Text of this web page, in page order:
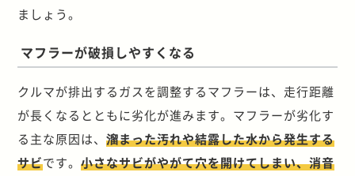
ましょう。
マフラーが破損しやすくなる
クルマが排出するガスを調整するマフラーは、走行距離
が長くなるとともに劣化が進みます。マフラーが劣化す
る主な原因は、溜まった汚れや結露した水から発生する
サビです。小さなサビがやがて穴を開けてしまい、消音